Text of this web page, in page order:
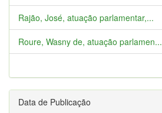
Rajão, José, atuação parlamentar,...
Roure, Wasny de, atuação parlamen...
Data de Publicação